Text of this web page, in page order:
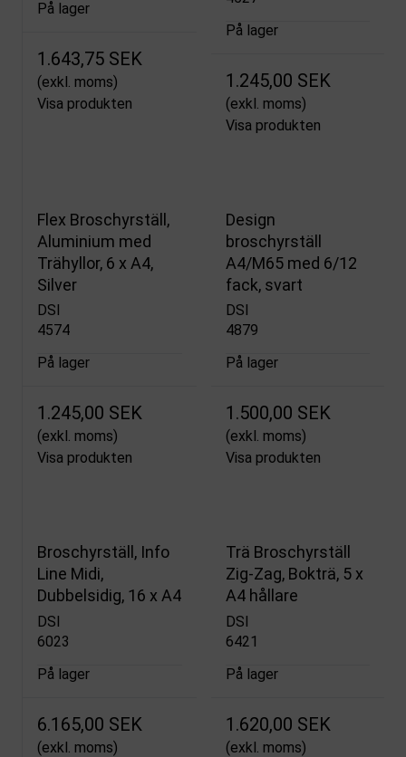
På lager
1.643,75 SEK
(exkl. moms)
Visa produkten
På lager
1.245,00 SEK
(exkl. moms)
Visa produkten
Flex Broschyrställ,
Aluminium med
Trähyllor, 6 x A4,
Silver
DSI
4574
På lager
1.245,00 SEK
(exkl. moms)
Visa produkten
Design
broschyrställ
A4/M65 med 6/12
fack, svart
DSI
4879
På lager
1.500,00 SEK
(exkl. moms)
Visa produkten
Broschyrställ, Info
Line Midi,
Dubbelsidig, 16 x A4
DSI
6023
På lager
6.165,00 SEK
(exkl. moms)
Trä Broschyrställ
Zig-Zag, Bokträ, 5 x
A4 hållare
DSI
6421
På lager
1.620,00 SEK
(exkl. moms)